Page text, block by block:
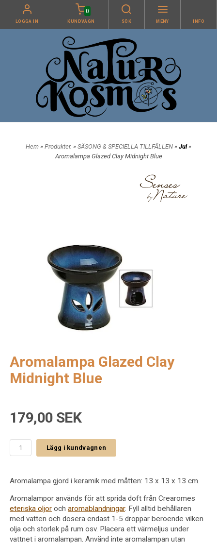
LOGGA IN
0
KUNDVAGN SÖK MENY INFO
Hem » Produkter. » SÄSONG & SPECIELLA TILLFÄLLEN » Jul»
Aromalampa Glazed Clay Midnight Blue
Aromalampa Glazed Clay
Midnight Blue
179,00 SEK
Lägg i kundvagnen
Aromalampa gjord i keramik med måtten: 13 x 13 x 13 cm.
Aromalampor används för att sprida doft från Crearomes
eteriska oljor och aromablandningar. Fyll alltid behållaren
med vatten och dosera endast 1-5 droppar beroende vilken
olja och storlek på rum osv. Placera ett värmeljus under
vattnet i aromalampan. Använd inte aromalampan utan